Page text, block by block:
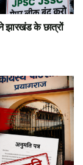
झारखंड के छात्रों